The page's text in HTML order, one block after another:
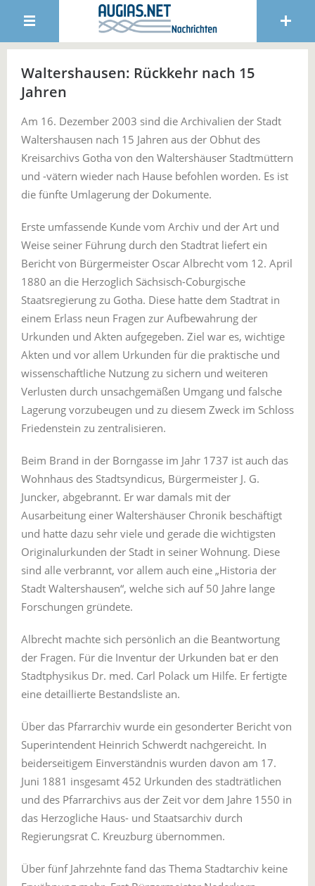
Waltershausen: Rückkehr nach 15
Jahren
Am 16. Dezember 2003 sind die Archivalien der Stadt
Waltershausen nach 15 Jahren aus der Obhut des
Kreisarchivs Gotha von den Waltershäuser Stadtmüttern
und -vätern wieder nach Hause befohlen worden. Es ist
die fünfte Umlagerung der Dokumente.
Erste umfassende Kunde vom Archiv und der Art und
Weise seiner Führung durch den Stadtrat liefert ein
Bericht von Bürgermeister Oscar Albrecht vom 12. April
1880 an die Herzoglich Sächsisch-Coburgische
Staatsregierung zu Gotha. Diese hatte dem Stadtrat in
einem Erlass neun Fragen zur Aufbewahrung der
Urkunden und Akten aufgegeben. Ziel war es, wichtige
Akten und vor allem Urkunden für die praktische und
wissenschaftliche Nutzung zu sichern und weiteren
Verlusten durch unsachgemäßen Umgang und falsche
Lagerung vorzubeugen und zu diesem Zweck im Schloss
Friedenstein zu zentralisieren.
Beim Brand in der Borngasse im Jahr 1737 ist auch das
Wohnhaus des Stadtsyndicus, Bürgermeister J. G.
Juncker, abgebrannt. Er war damals mit der
Ausarbeitung einer Waltershäuser Chronik beschäftigt
und hatte dazu sehr viele und gerade die wichtigsten
Originalurkunden der Stadt in seiner Wohnung. Diese
sind alle verbrannt, vor allem auch eine „Historia der
Stadt Waltershausen“, welche sich auf 50 Jahre lange
Forschungen gründete.
Albrecht machte sich persönlich an die Beantwortung
der Fragen. Für die Inventur der Urkunden bat er den
Stadtphysikus Dr. med. Carl Polack um Hilfe. Er fertigte
eine detaillierte Bestandsliste an.
Über das Pfarrarchiv wurde ein gesonderter Bericht von
Superintendent Heinrich Schwerdt nachgereicht. In
beiderseitigem Einverständnis wurden davon am 17.
Juni 1881 insgesamt 452 Urkunden des stadträtlichen
und des Pfarrarchivs aus der Zeit vor dem Jahre 1550 in
das Herzogliche Haus- und Staatsarchiv durch
Regierungsrat C. Kreuzburg übernommen.
Über fünf Jahrzehnte fand das Thema Stadtarchiv keine